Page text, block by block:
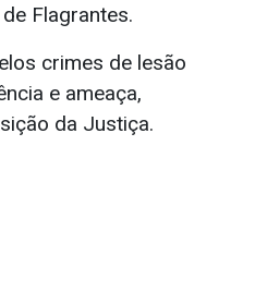
Flagrantes.
crimes de lesão
e ameaça,
da Justiça.